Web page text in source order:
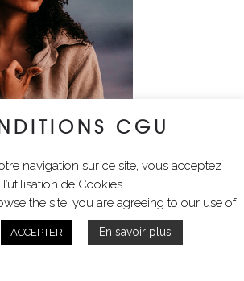
CGU
navigation sur ce site, vous acceptez
l’utilisation de Cookies.
the site, you are agreeing to our use of
ACCEPTER En savoir plus